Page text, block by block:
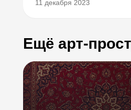
11 декабря 2023
Ещё арт-